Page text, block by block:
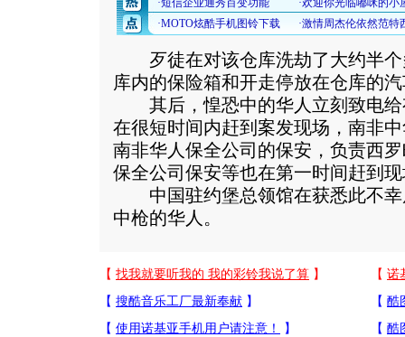
歹徒在对该仓库洗劫了大约半个
库内的保险箱和开走停放在仓库的
其后，惶恐中的华人立刻致电给
在很短时间内赶到案发现场，南非
南非华人保全公司的保安，负责西
保全公司保安等也在第一时间赶到
中国驻约堡总领馆在获悉此不幸
中枪的华人。